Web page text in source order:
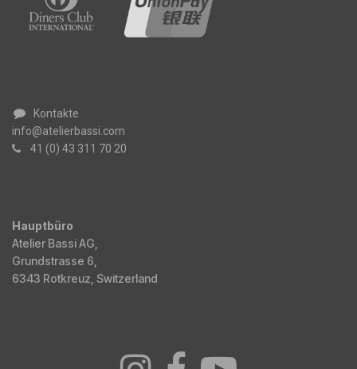
Kontakte
info@atelierbassi.com
41 (0) 43 311 70 20
Hauptbüro
Atelier Bassi AG,
Grundstrasse 6,
6343 Rotkreuz, Switzerland